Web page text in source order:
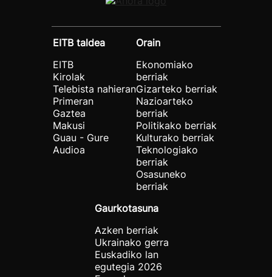
EITB taldea
EITB
Kirolak
Telebista nahieran
Primeran
Gaztea
Makusi
Guau - Gure
Audioa
Orain
Ekonomiako
berriak
Gizarteko berriak
Nazioarteko
berriak
Politikako berriak
Kulturako berriak
Teknologiako
berriak
Osasuneko
berriak
Gaurkotasuna
Azken berriak
Ukrainako gerra
Euskadiko lan
egutegia 2026